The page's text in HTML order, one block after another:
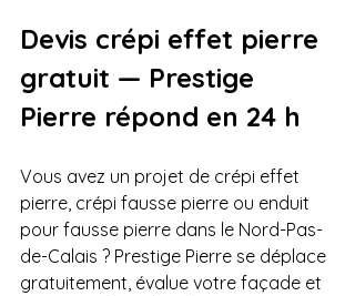
Devis crépi effet pierre
gratuit — Prestige
Pierre répond en 24 h
Vous avez un projet de crépi effet
pierre, crépi fausse pierre ou enduit
pour fausse pierre dans le Nord-Pas-
de-Calais ? Prestige Pierre se déplace
gratuitement, évalue votre façade et